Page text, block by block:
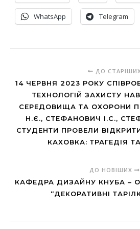
WhatsApp Telegram
ДО
14 ЧЕРВНЯ 2023 РОКУ
ТЕХНОЛОГІЙ ЗАХИСТУ
СЕРЕДОВИЩА ТА ОХОРОНИ
Н.Є., СТЕФАНОВИЧ І.С.,
СТУДЕНТИ ПРОВЕЛИ
КАХОВКА: ТРАГЕДІЯ
ДО НОВІШИХ
КАФЕДРА ДИЗАЙНУ КНУБА –
“ДЕКОРАТИВНІ